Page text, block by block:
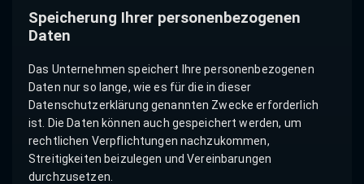
Speicherung Ihrer personenbezogenen
Daten
Das Unternehmen speichert Ihre personenbezogenen
Daten nur so lange, wie es für die in dieser
Datenschutzerklärung genannten Zwecke erforderlich
ist. Die Daten können auch gespeichert werden, um
rechtlichen Verpflichtungen nachzukommen,
Streitigkeiten beizulegen und Vereinbarungen
durchzusetzen.